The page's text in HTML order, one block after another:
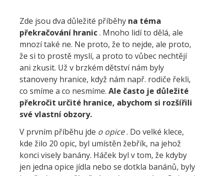
Zde jsou dva důležité příběhy na téma
překračování hranic. Mnoho lidí to dělá, ale
mnozí také ne. Ne proto, že to nejde, ale proto,
že si to prostě myslí, a proto to vůbec nechtějí
ani zkusit. Už v brzkém dětství nám byly
stanoveny hranice, když nám např. rodiče řekli,
co smíme a co nesmíme. Ale často je důležité
překročit určité hranice, abychom si rozšířili
své vlastní obzory.
V prvním příběhu jde o opice. Do velké klece,
kde žilo 20 opic, byl umístěn žebřík, na jehož
konci visely banány. Háček byl v tom, že kdyby
jen jedna opice jídla nebo se dotkla banánů, byly